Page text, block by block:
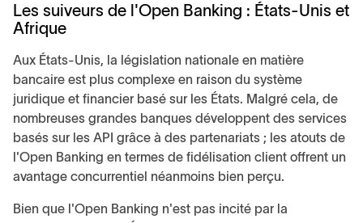
Les suiveurs de l'Open Banking : États-Unis et
Afrique
Aux États-Unis, la législation nationale en matière
bancaire est plus complexe en raison du système
juridique et financier basé sur les États. Malgré cela, de
nombreuses grandes banques développent des services
basés sur les API grâce à des partenariats ; les atouts de
l'Open Banking en termes de fidélisation client offrent un
avantage concurrentiel néanmoins bien perçu.
Bien que l'Open Banking n'est pas incité par la